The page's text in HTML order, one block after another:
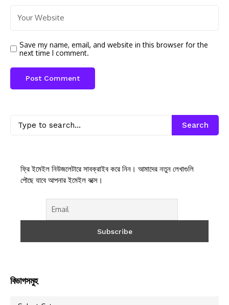
Save my name, email, and website in this browser for the
next time I comment.
Search
ফ্রি ইমেইল নিউজলেটারে সাবক্রাইব করে নিন। আমাদের নতুন লেখাগুলি
পৌছে যাবে আপনার ইমেইল বক্সে।
বিভাগসমুহ